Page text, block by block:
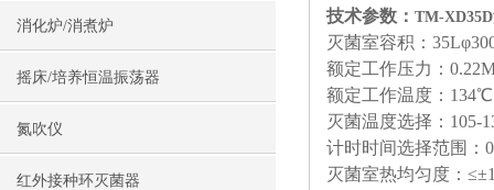
消化炉/消煮炉
摇床/培养恒温振荡器
氮吹仪
红外接种环灭菌器
技术参数： TM-
灭菌室容积：
额定工作压力：
额定工作温度：134℃
灭菌温度选择：105-
计时时间选择范围：
灭菌室热均匀度：